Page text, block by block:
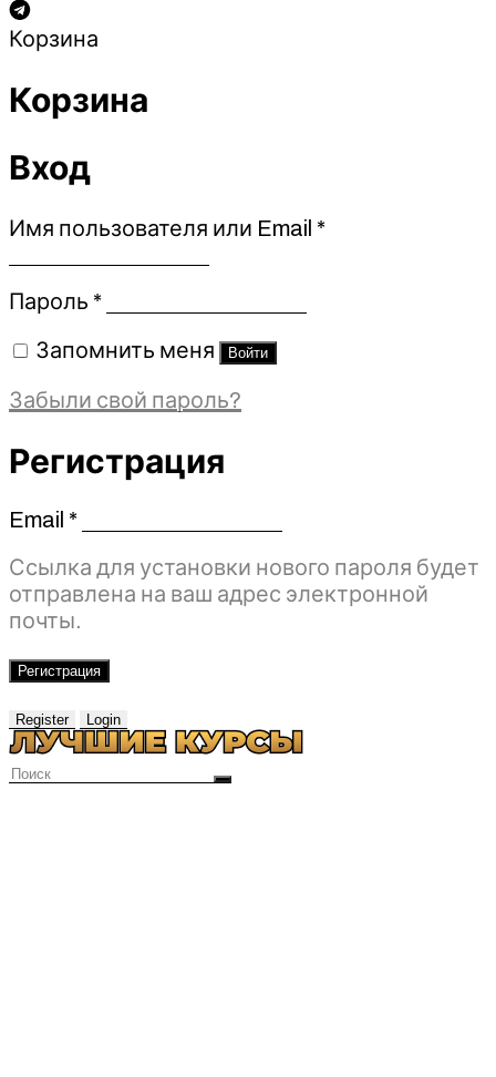
Корзина
Корзина
Вход
Имя пользователя или Email *Обязательно
Пароль *Обязательно
Запомнить меня Войти
Забыли свой пароль?
Регистрация
Email *Обязательно
Ссылка для установки нового пароля будет
отправлена ​​на ваш адрес электронной
почты.
Регистрация
Register Login